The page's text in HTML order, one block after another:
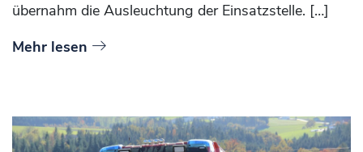
übernahm die Ausleuchtung der Einsatzstelle. […]
Mehr lesen